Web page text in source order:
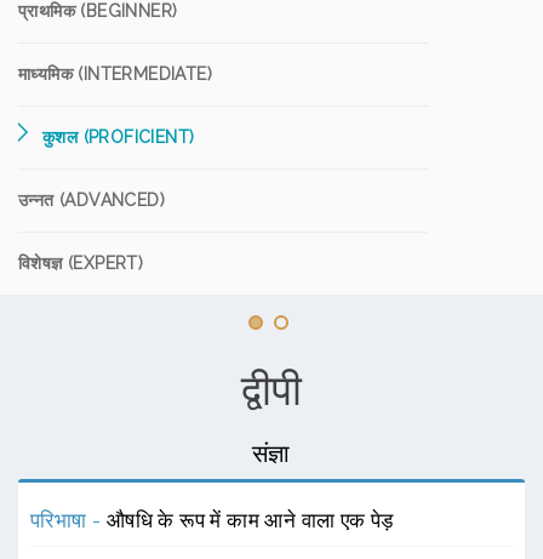
प्राथमिक (BEGINNER)
माध्यमिक (INTERMEDIATE)
कुशल (PROFICIENT)
उन्नत (ADVANCED)
विशेषज्ञ (EXPERT)
द्वीपी
संज्ञा
परिभाषा - औषधि के रूप में काम आने वाला एक पेड़